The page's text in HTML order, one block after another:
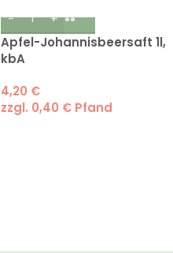
Apfel-Johannisbeersaft 1l,
kbA
4,20 €
zzgl. 0,40 € Pfand